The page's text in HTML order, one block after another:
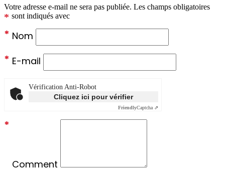
Votre adresse e-mail ne sera pas publiée. Les champs obligatoires
sont indiqués avec
*
Nom
*
E-mail
*
Vérification Anti-Robot
Cliquez ici pour vérifier
FriendlyCaptcha ⇗
Comment
*